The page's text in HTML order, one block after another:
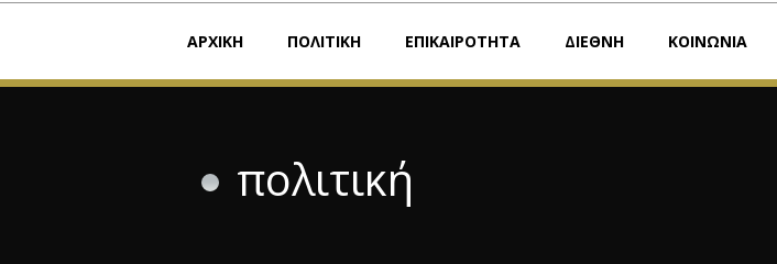
ΑΡΧΙΚΗ ΠΟΛΙΤΙΚΗ ΕΠΙΚΑΙΡΟΤΗΤΑ ΔΙΕΘΝΗ ΚΟΙΝΩΝΙΑ
πολιτική